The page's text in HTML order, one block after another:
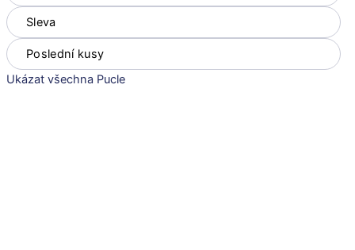
Sleva
Poslední kusy
Ukázat všechna Pucle